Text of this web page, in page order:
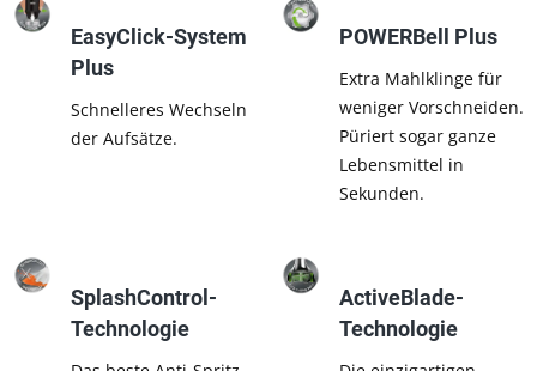
EasyClick-System
Plus
Schnelleres Wechseln
der Aufsätze.
POWERBell Plus
Extra Mahlklinge für
weniger Vorschneiden.
Püriert sogar ganze
Lebensmittel in
Sekunden.
SplashControl-
Technologie
ActiveBlade-
Technologie